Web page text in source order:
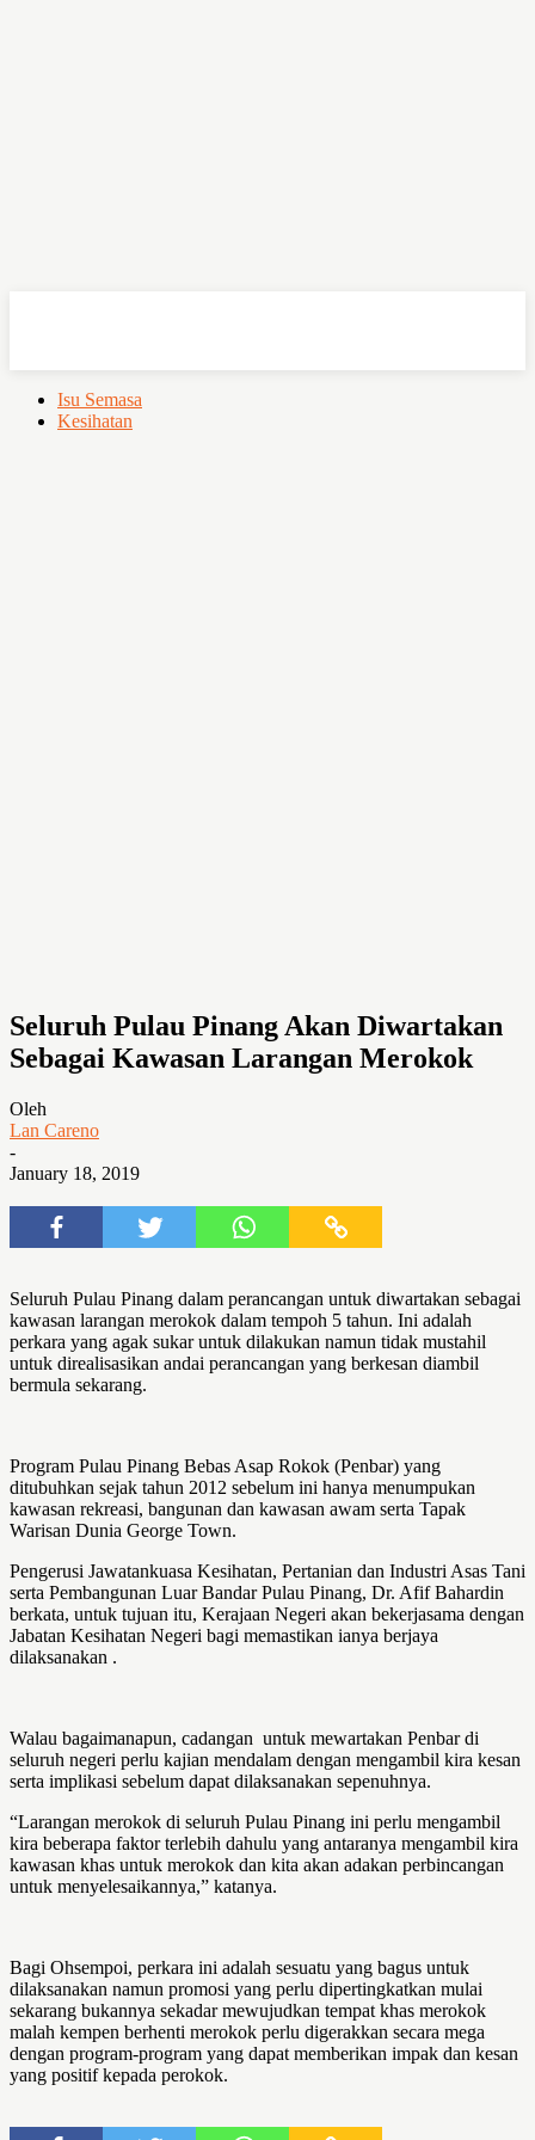
Isu Semasa
Kesihatan
Seluruh Pulau Pinang Akan Diwartakan
Sebagai Kawasan Larangan Merokok
Oleh
Lan Careno
-
January 18, 2019
Seluruh Pulau Pinang dalam perancangan untuk diwartakan sebagai
kawasan larangan merokok dalam tempoh 5 tahun. Ini adalah
perkara yang agak sukar untuk dilakukan namun tidak mustahil
untuk direalisasikan andai perancangan yang berkesan diambil
bermula sekarang.
Program Pulau Pinang Bebas Asap Rokok (Penbar) yang
ditubuhkan sejak tahun 2012 sebelum ini hanya menumpukan
kawasan rekreasi, bangunan dan kawasan awam serta Tapak
Warisan Dunia George Town.
Pengerusi Jawatankuasa Kesihatan, Pertanian dan Industri Asas Tani
serta Pembangunan Luar Bandar Pulau Pinang, Dr. Afif Bahardin
berkata, untuk tujuan itu, Kerajaan Negeri akan bekerjasama dengan
Jabatan Kesihatan Negeri bagi memastikan ianya berjaya
dilaksanakan .
Walau bagaimanapun, cadangan untuk mewartakan Penbar di
seluruh negeri perlu kajian mendalam dengan mengambil kira kesan
serta implikasi sebelum dapat dilaksanakan sepenuhnya.
“Larangan merokok di seluruh Pulau Pinang ini perlu mengambil
kira beberapa faktor terlebih dahulu yang antaranya mengambil kira
kawasan khas untuk merokok dan kita akan adakan perbincangan
untuk menyelesaikannya,” katanya.
Bagi Ohsempoi, perkara ini adalah sesuatu yang bagus untuk
dilaksanakan namun promosi yang perlu dipertingkatkan mulai
sekarang bukannya sekadar mewujudkan tempat khas merokok
malah kempen berhenti merokok perlu digerakkan secara mega
dengan program-program yang dapat memberikan impak dan kesan
yang positif kepada perokok.